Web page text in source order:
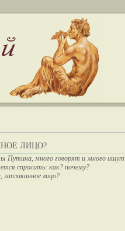
ЛИЦО?
Путина, много говорят и много ишут
спросить: как? почему?
лицо?